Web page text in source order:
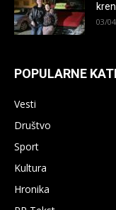
03/
POPULARNE
Vesti
Društvo
Sport
Kultura
Hronika